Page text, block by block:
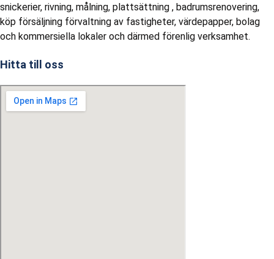
snickerier, rivning, målning, plattsättning , badrumsrenovering,
köp försäljning förvaltning av fastigheter, värdepapper, bolag
och kommersiella lokaler och därmed förenlig verksamhet.
Hitta till oss